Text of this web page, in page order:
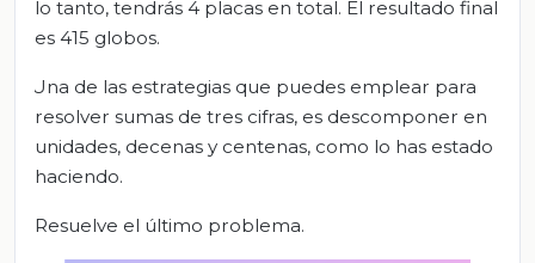
lo tanto, tendrás 4 placas en total. El resultado final
es 415 globos.
Una de las estrategias que puedes emplear para
resolver sumas de tres cifras, es descomponer en
unidades, decenas y centenas, como lo has estado
haciendo.
Resuelve el último problema.